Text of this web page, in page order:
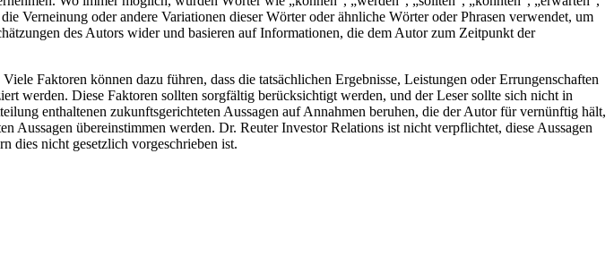
Verneinung oder andere Variationen dieser Wörter oder ähnliche Wörter oder Phrasen verwendet, um
des Autors wider und basieren auf Informationen, die dem Autor zum Zeitpunkt der
Faktoren können dazu führen, dass die tatsächlichen Ergebnisse, Leistungen oder Errungenschaften
werden. Diese Faktoren sollten sorgfältig berücksichtigt werden, und der Leser sollte sich nicht in
enthaltenen zukunftsgerichteten Aussagen auf Annahmen beruhen, die der Autor für vernünftig hält,
Aussagen übereinstimmen werden. Dr. Reuter Investor Relations ist nicht verpflichtet, diese Aussagen
dies nicht gesetzlich vorgeschrieben ist.